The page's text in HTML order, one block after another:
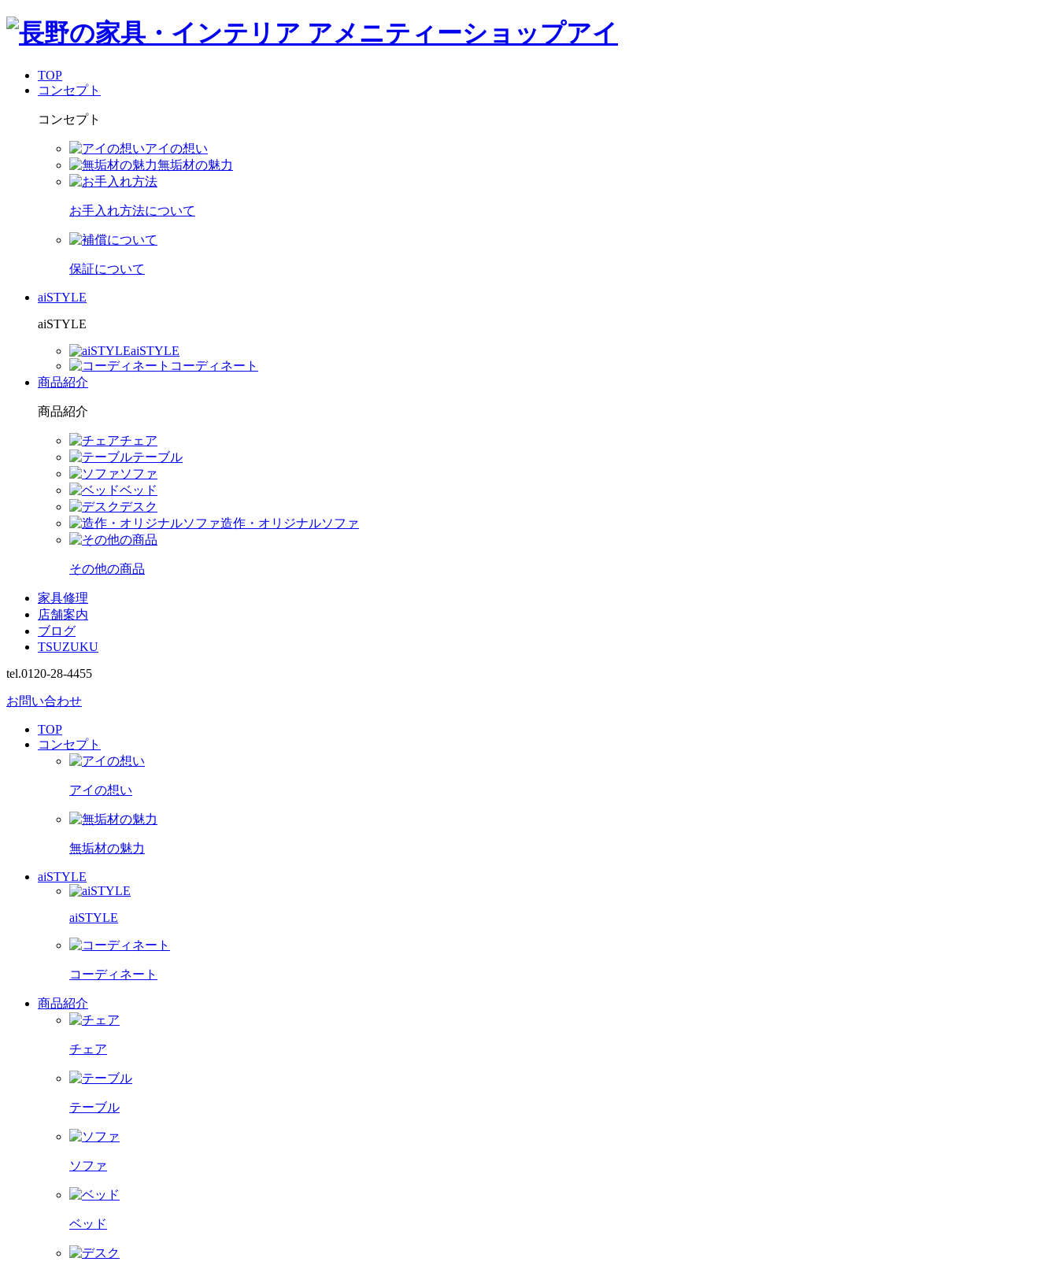
TOP
コンセプト
コンセプト
アイの想い
無垢材の魅力
お手入れ方法について
保証について
aiSTYLE
aiSTYLE
aiSTYLE
コーディネート
商品紹介
商品紹介
チェア
テーブル
ソファ
ベッド
デスク
造作・オリジナルソファ
その他の商品
家具修理
店舗案内
ブログ
TSUZUKU
tel.0120-28-4455
お問い合わせ
TOP
コンセプト
アイの想い
無垢材の魅力
aiSTYLE
aiSTYLE
コーディネート
商品紹介
チェア
テーブル
ソファ
ベッド